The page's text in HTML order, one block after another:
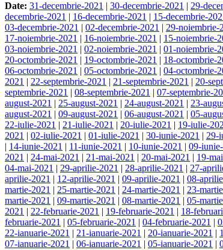
Date: 31-decembrie-2021 | 30-decembrie-2021 | 29-
decembrie-2021 | 16-decembrie-2021 | 15-decembrie-
03-decembrie-2021 | 02-decembrie-2021 | 29-noiembrie-
17-noiembrie-2021 | 16-noiembrie-2021 | 15-noiembrie-
03-noiembrie-2021 | 02-noiembrie-2021 | 01-noiembrie-
20-octombrie-2021 | 19-octombrie-2021 | 18-octombrie-
06-octombrie-2021 | 05-octombrie-2021 | 04-octombrie-
2021 | 22-septembrie-2021 | 21-septembrie-2021 | 20-
septembrie-2021 | 08-septembrie-2021 | 07-septembrie-
august-2021 | 25-august-2021 | 24-august-2021 | 23-
august-2021 | 09-august-2021 | 06-august-2021 | 05-
22-iulie-2021 | 21-iulie-2021 | 20-iulie-2021 | 19-iulie-
2021 | 02-iulie-2021 | 01-iulie-2021 | 30-iunie-2021 | 29-
| 14-iunie-2021 | 11-iunie-2021 | 10-iunie-2021 | 09-
2021 | 24-mai-2021 | 21-mai-2021 | 20-mai-2021 | 19-
04-mai-2021 | 29-aprilie-2021 | 28-aprilie-2021 | 27-
aprilie-2021 | 12-aprilie-2021 | 09-aprilie-2021 | 08-
martie-2021 | 25-martie-2021 | 24-martie-2021 | 23-
martie-2021 | 09-martie-2021 | 08-martie-2021 | 05-
2021 | 22-februarie-2021 | 19-februarie-2021 | 18-
februarie-2021 | 05-februarie-2021 | 04-februarie-2021 |
22-ianuarie-2021 | 21-ianuarie-2021 | 20-ianuarie-2021 |
07-ianuarie-2021 | 06-ianuarie-2021 | 05-ianuarie-2021 |